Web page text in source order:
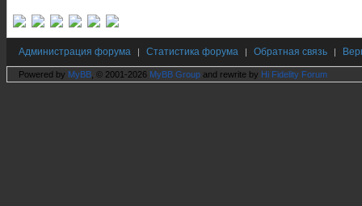
Администрация форума | Статистика форума | Обратная связь |
Powered by MyBB , © 2001-2026 MyBB Group and rewrite by Hi Fidelity Forum